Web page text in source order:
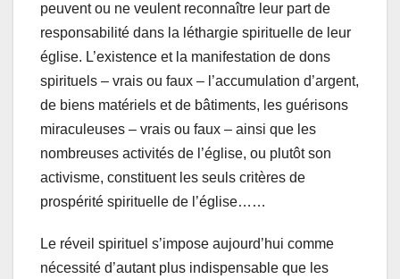
peuvent ou ne veulent reconnaître leur part de
responsabilité dans la léthargie spirituelle de leur
église. L’existence et la manifestation de dons
spirituels – vrais ou faux – l’accumulation d’argent,
de biens matériels et de bâtiments, les guérisons
miraculeuses – vrais ou faux – ainsi que les
nombreuses activités de l’église, ou plutôt son
activisme, constituent les seuls critères de
prospérité spirituelle de l’église……
Le réveil spirituel s’impose aujourd’hui comme
nécessité d’autant plus indispensable que les